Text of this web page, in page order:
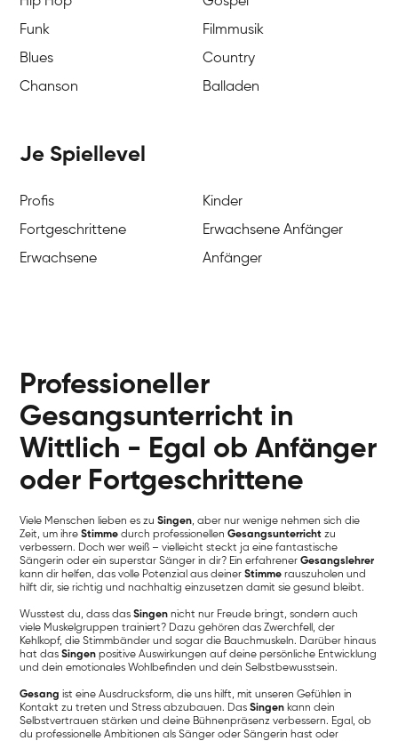
Funk
Filmmusik
Blues
Country
Chanson
Balladen
Je Spiellevel
Profis
Kinder
Fortgeschrittene
Erwachsene Anfänger
Erwachsene
Anfänger
Professioneller
Gesangsunterricht in
Wittlich - Egal ob Anfänger
oder Fortgeschrittene
Viele Menschen lieben es zuSingen, aber nur wenige nehmen sich die
Zeit, um ihreStimme durch professionellenGesangsunterricht zu
verbessern. Doch wer weiß – vielleicht steckt ja eine fantastische
Sängerin oder ein superstar Sänger in dir? Ein erfahrenerGesangslehrer
kann dir helfen, das volle Potenzial aus deinerStimme rauszuholen und
hilft dir, sie richtig und nachhaltig einzusetzen damit sie gesund bleibt.
Wusstest du, dass dasSingen nicht nur Freude bringt, sondern auch
viele Muskelgruppen trainiert? Dazu gehören das Zwerchfell, der
Kehlkopf, die Stimmbänder und sogar die Bauchmuskeln. Darüber hinaus
hat dasSingen positive Auswirkungen auf deine persönliche Entwicklung
und dein emotionales Wohlbefinden und dein Selbstbewusstsein.
Gesang ist eine Ausdrucksform, die uns hilft, mit unseren Gefühlen in
Kontakt zu treten und Stress abzubauen. DasSingen kann dein
Selbstvertrauen stärken und deine Bühnenpräsenz verbessern. Egal, ob
du professionelle Ambitionen als Sänger oder Sängerin hast oder